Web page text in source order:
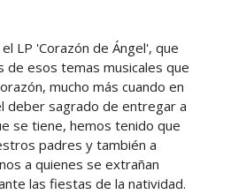
LP 'Corazón de Ángel', que
de esos temas musicales que
mucho más cuando en
deber sagrado de entregar a
se tiene, hemos tenido que
padres y también a
a quienes se extrañan
las fiestas de la natividad.